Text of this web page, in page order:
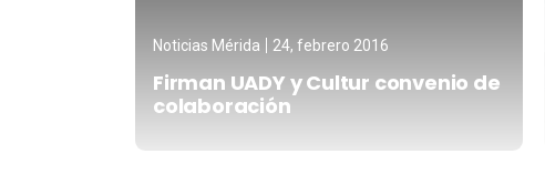
Noticias Mérida 24, febrero 2016
Firman UADY y Cultur convenio de
colaboración